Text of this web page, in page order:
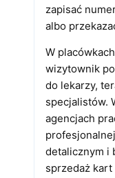
zapisać
albo
W
wizytownik
do lekarzy,
specjalistów.
agencjach
detalicznym i
sprzedaż